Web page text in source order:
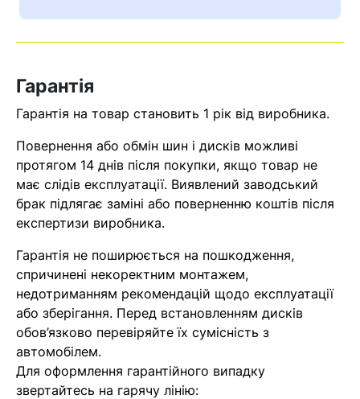
Помилка:
знайдена.
Гарантія
Гарантія на товар становить 1 рік від виробника.
Повернення або обмін шин і дисків можливі
протягом 14 днів після покупки, якщо товар не
має слідів експлуатації. Виявлений заводський
брак підлягає заміні або поверненню коштів після
експертизи виробника.
Гарантія не поширюється на пошкодження,
спричинені некоректним монтажем,
недотриманням рекомендацій щодо експлуатації
або зберігання. Перед встановленням дисків
обов’язково перевіряйте їх сумісність з
автомобілем.
Для оформлення гарантійного випадку
звертайтесь на гарячу лінію: